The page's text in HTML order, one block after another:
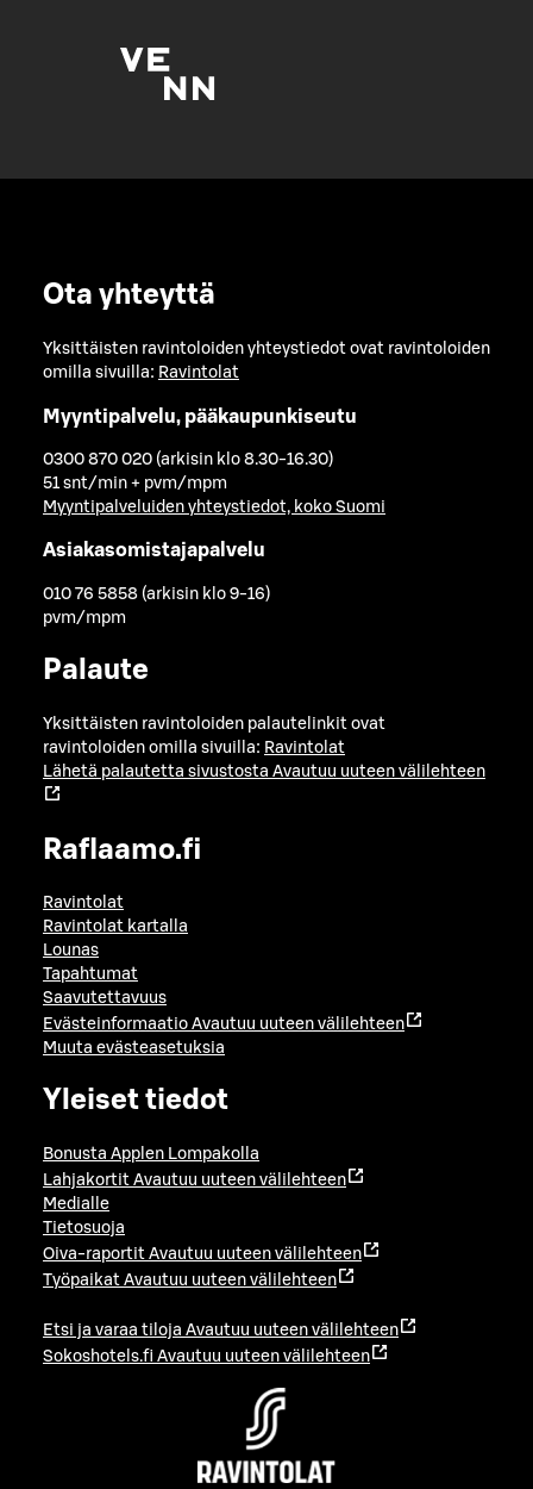
Ota yhteyttä
Yksittäisten ravintoloiden yhteystiedot ovat ravintoloiden
omilla sivuilla: Ravintolat
Myyntipalvelu, pääkaupunkiseutu
0300 870 020 (arkisin klo 8.30-16.30)
51 snt/min + pvm/mpm
Myyntipalveluiden yhteystiedot, koko Suomi
Asiakasomistajapalvelu
010 76 5858 (arkisin klo 9-16)
pvm/mpm
Palaute
Yksittäisten ravintoloiden palautelinkit ovat
ravintoloiden omilla sivuilla: Ravintolat
Lähetä palautetta sivustosta Avautuu uuteen välilehteen
Raflaamo.fi
Ravintolat
Ravintolat kartalla
Lounas
Tapahtumat
Saavutettavuus
Evästeinformaatio Avautuu uuteen välilehteen
Muuta evästeasetuksia
Yleiset tiedot
Bonusta Applen Lompakolla
Lahjakortit Avautuu uuteen välilehteen
Medialle
Tietosuoja
Oiva-raportit Avautuu uuteen välilehteen
Työpaikat Avautuu uuteen välilehteen
Etsi ja varaa tiloja Avautuu uuteen välilehteen
Sokoshotels.fi Avautuu uuteen välilehteen